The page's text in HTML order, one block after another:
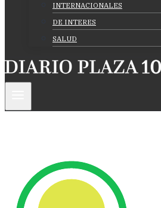
INTERNACIONALES
DE INTERES
SALUD